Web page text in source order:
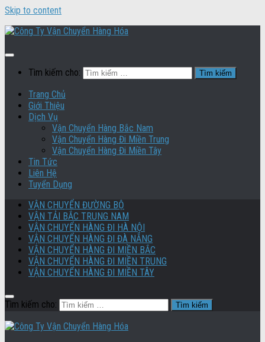
Skip to content
Tìm kiếm cho:
Trang Chủ
Giới Thiệu
Dịch Vụ
Vận Chuyển Hàng Bắc Nam
Vận Chuyển Hàng Đi Miền Trung
Vận Chuyển Hàng Đi Miền Tây
Tin Tức
Liên Hệ
Tuyển Dụng
VẬN CHUYỂN ĐƯỜNG BỘ
VẬN TẢI BẮC TRUNG NAM
VẬN CHUYỂN HÀNG ĐI HÀ NỘI
VẬN CHUYỂN HÀNG ĐI ĐÀ NẴNG
VẬN CHUYỂN HÀNG ĐI MIỀN BẮC
VẬN CHUYỂN HÀNG ĐI MIỀN TRUNG
VẬN CHUYỂN HÀNG ĐI MIỀN TÂY
Tìm kiếm cho: